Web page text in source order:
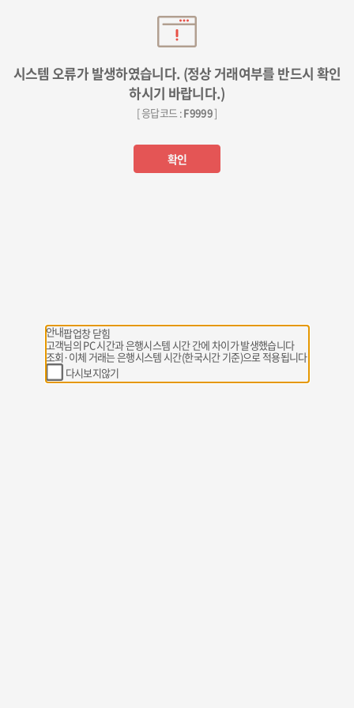
안내팝업창 닫힘
고객님의 PC 시간과 은행시스템 시간 간에 차이가 발생했습니다
조회·이체 거래는 은행시스템 시간(한국시간 기준)으로 적용됩니다
다시보지않기
시스템 오류가 발생하였습니다. (정상 거래여부를 반드시 확인
하시기 바랍니다.)
[ 응답코드 :F9999]
확인